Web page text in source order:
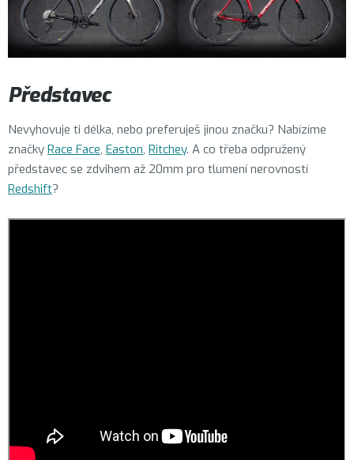
Představec
Nevyhovuje ti délka, nebo preferuješ jinou značku? Nabízíme
značky Race Face, Easton, Ritchey. A co třeba odpružený
představec se zdvihem až 20mm pro tlumení nerovností
Redshift?